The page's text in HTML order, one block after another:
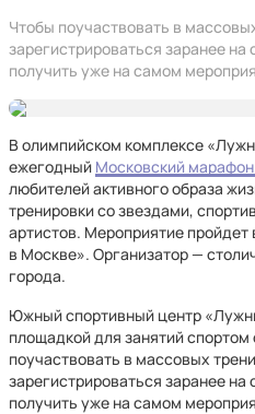
Чтобы поучаствовать в
зарегистрироваться заранее на
получить уже на самом
В олимпийском комплексе
ежегодный Московский
любителей активного образа
тренировки со звездами,
артистов. Мероприятие пройдет
в Москве». Организатор —
города.
Южный спортивный центр
площадкой для занятий
поучаствовать в массовых
зарегистрироваться заранее на
получить уже на самом